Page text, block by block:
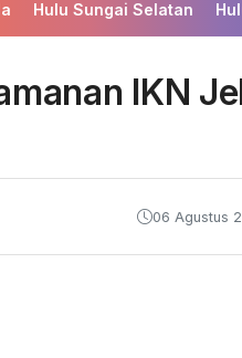
Hulu Sungai Selatan
IKN
06 Agustus